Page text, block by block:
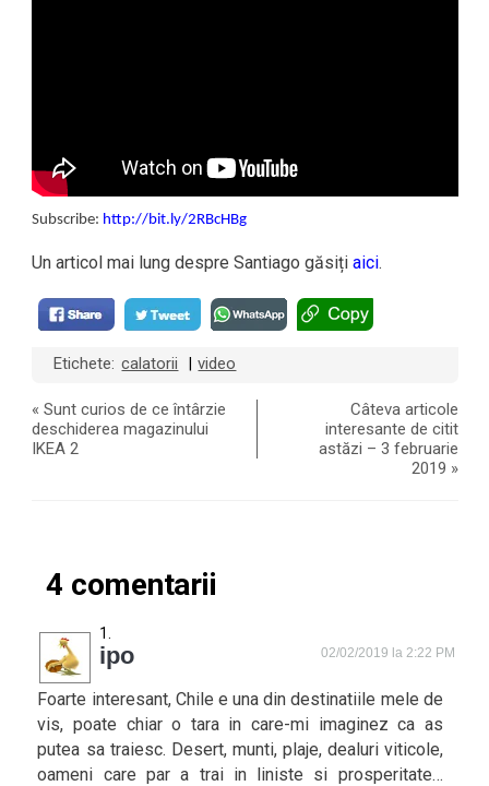
Subscribe: http://bit.ly/2RBcHBg
Un articol mai lung despre Santiago găsițiaici.
Etichete: calatorii video
«Sunt curios de ce întârzie
deschiderea magazinului
IKEA 2
Câteva articole
interesante de citit
astăzi – 3 februarie
2019 »
4 comentarii
ipo 02/02/2019 la 2:22 PM
Foarte interesant, Chile e una din destinatiile mele de
vis, poate chiar o tara in care-mi imaginez ca as
putea sa traiesc. Desert, munti, plaje, dealuri viticole,
oameni care par a trai in liniste si prosperitate…